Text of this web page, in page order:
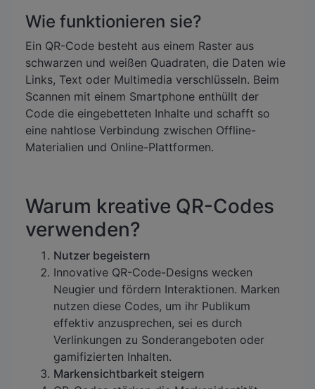
Wie funktionieren sie?
Ein QR-Code besteht aus einem Raster aus
schwarzen und weißen Quadraten, die Daten wie
Links, Text oder Multimedia verschlüsseln. Beim
Scannen mit einem Smartphone enthüllt der
Code die eingebetteten Inhalte und schafft so
eine nahtlose Verbindung zwischen Offline-
Materialien und Online-Plattformen.
Warum kreative QR-Codes
verwenden?
Nutzer begeistern
Innovative QR-Code-Designs wecken
Neugier und fördern Interaktionen. Marken
nutzen diese Codes, um ihr Publikum
effektiv anzusprechen, sei es durch
Verlinkungen zu Sonderangeboten oder
gamifizierten Inhalten.
Markensichtbarkeit steigern